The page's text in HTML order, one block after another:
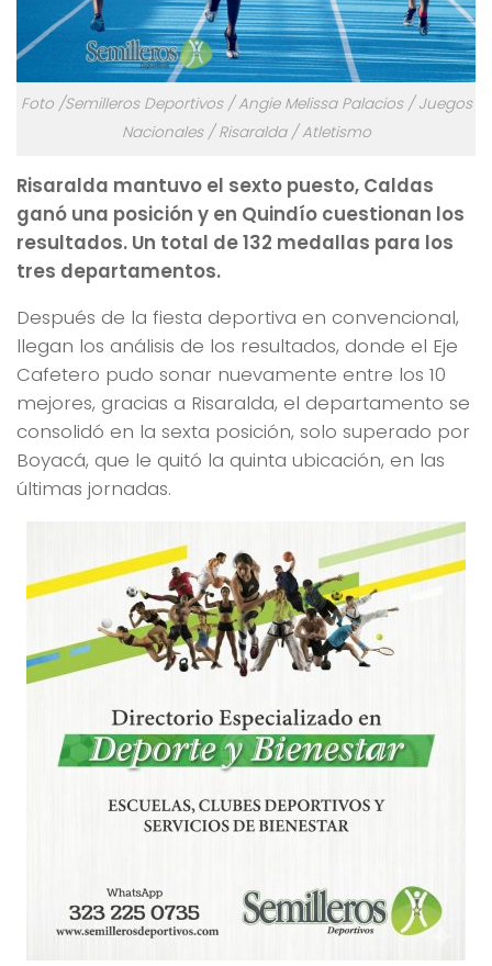
Foto /Semilleros Deportivos / Angie Melissa Palacios / Juegos
Nacionales / Risaralda / Atletismo
Risaralda mantuvo el sexto puesto, Caldas
ganó una posición y en Quindío cuestionan los
resultados. Un total de 132 medallas para los
tres departamentos.
Después de la fiesta deportiva en convencional,
llegan los análisis de los resultados, donde el Eje
Cafetero pudo sonar nuevamente entre los 10
mejores, gracias a Risaralda, el departamento se
consolidó en la sexta posición, solo superado por
Boyacá, que le quitó la quinta ubicación, en las
últimas jornadas.